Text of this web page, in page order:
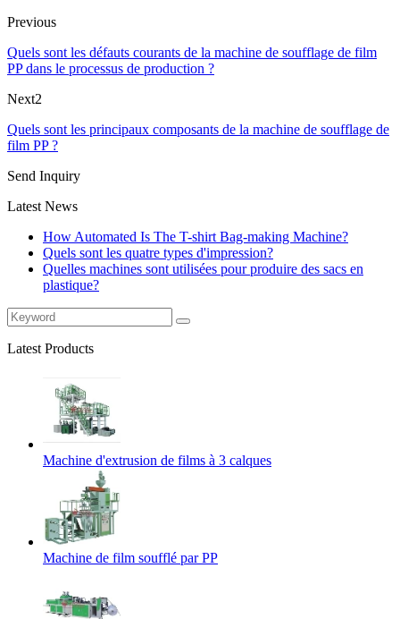
Previous
Quels sont les défauts courants de la machine de soufflage de film
PP dans le processus de production ?
Next2
Quels sont les principaux composants de la machine de soufflage de
film PP ?
Send Inquiry
Latest News
How Automated Is The T-shirt Bag-making Machine?
Quels sont les quatre types d'impression?
Quelles machines sont utilisées pour produire des sacs en
plastique?
Latest Products
Machine d'extrusion de films à 3 calques
Machine de film soufflé par PP